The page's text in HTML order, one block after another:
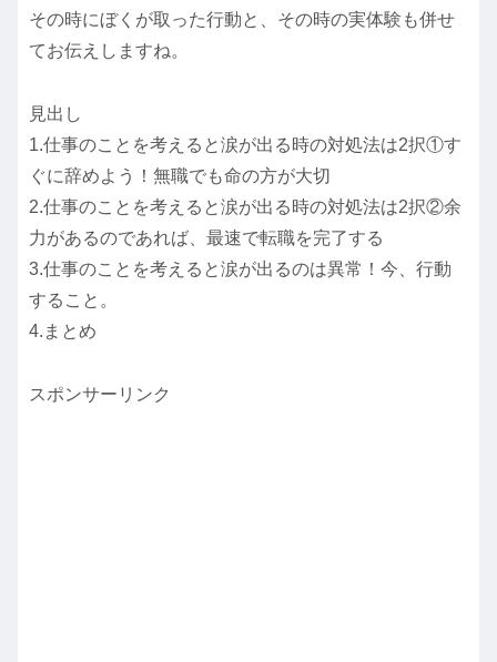
その時にぼくが取った行動と、その時の実体験も併せ
てお伝えしますね。
見出し
1.仕事のことを考えると涙が出る時の対処法は2択①す
ぐに辞めよう！無職でも命の方が大切
2.仕事のことを考えると涙が出る時の対処法は2択②余
力があるのであれば、最速で転職を完了する
3.仕事のことを考えると涙が出るのは異常！今、行動
すること。
4.まとめ
スポンサーリンク